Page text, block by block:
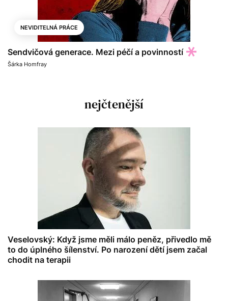
NEVIDITELNÁ PRÁCE
Sendvičová generace. Mezi péčí a povinností
Šárka Homfray
nejčtenější
Veselovský: Když jsme měli málo peněz, přivedlo mě
to do úplného šílenství. Po narození dětí jsem začal
chodit na terapii